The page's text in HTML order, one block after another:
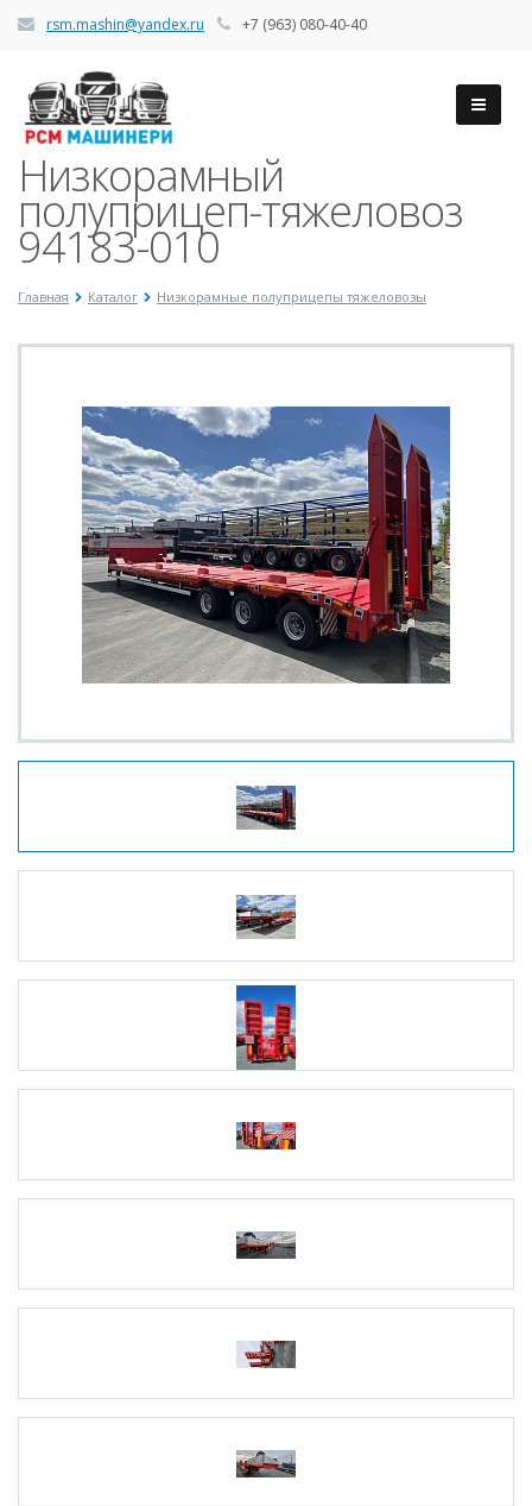
rsm.mashin@yandex.ru +7 (963) 080-40-40
Низкорамный
полуприцеп-тяжеловоз
94183-010
Главная Каталог Низкорамные полуприцепы тяжеловозы